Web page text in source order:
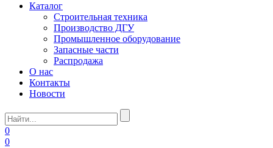
Каталог
Строительная техника
Производство ДГУ
Промышленное оборудование
Запасные части
Распродажа
О нас
Контакты
Новости
0
0